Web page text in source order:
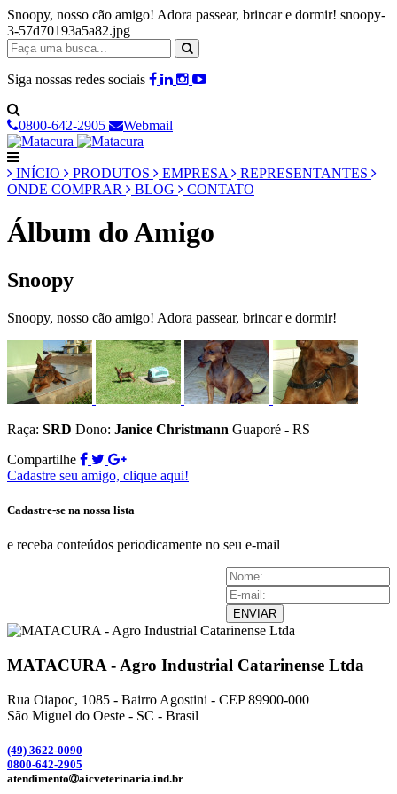
Snoopy, nosso cão amigo! Adora passear, brincar e dormir! snoopy-
3-57d70193a5a82.jpg
Siga nossas redes sociais
0800-642-2905 Webmail
INÍCIO PRODUTOS EMPRESA
REPRESENTANTES
ONDE COMPRAR
BLOG CONTATO
Álbum do Amigo
Snoopy
Snoopy, nosso cão amigo! Adora passear, brincar e dormir!
Raça: SRD Dono: Janice Christmann Guaporé - RS
Compartilhe
Cadastre seu amigo, clique aqui!
Cadastre-se na nossa lista
e receba conteúdos periodicamente no seu e-mail
ENVIAR
MATACURA - Agro Industrial Catarinense Ltda
Rua Oiapoc, 1085 - Bairro Agostini - CEP 89900-000
São Miguel do Oeste - SC - Brasil
(49) 3622-0090
0800-642-2905
atendimento
aicveterinaria.ind.br